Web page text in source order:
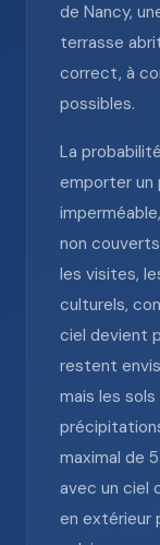
de Nancy,
terrasse
correct, à
possibles.
La
emporter un
non
les visites,
culturels,
ciel devient
restent
mais les
maximal de
avec un ciel
en extérieur